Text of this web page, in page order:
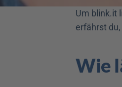
Um blink.it
erfährst
Wie